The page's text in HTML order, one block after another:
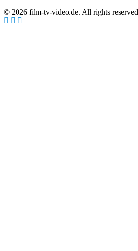
© 2026 film-tv-video.de. All rights reserved